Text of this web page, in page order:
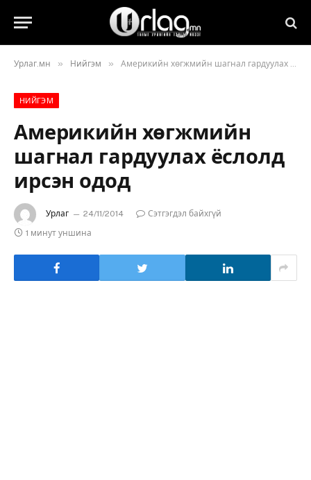
Урлаг.мн » Нийгэм » Америкийн хөгжмийн шагнал гардуулах ёслолд ирсэн одод
НИЙГЭМ
Америкийн хөгжмийн
шагнал гардуулах ёслолд
ирсэн одод
Урлаг 24/11/2014
Сэтгэгдэл байхгүй
1 минут уншина